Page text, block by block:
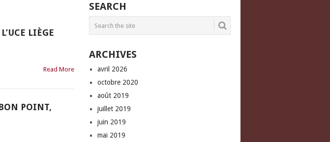
LIÈGE
Read More
POINT,
SEARCH
ARCHIVES
avril 2026
octobre 2020
août 2019
juillet 2019
juin 2019
mai 2019